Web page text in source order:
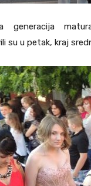
generacija
su u petak, kraj